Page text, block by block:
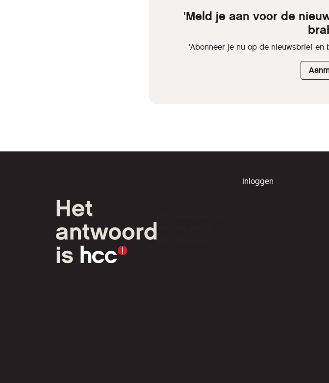
'Meld je aan voor de
'Abonneer je nu op de nieuwsbrief
tech-liefhebbers.
Inloggen